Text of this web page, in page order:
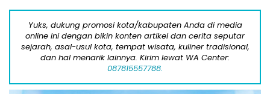
Yuks, dukung promosi kota/kabupaten Anda di media
online ini dengan bikin konten artikel dan cerita seputar
sejarah, asal-usul kota, tempat wisata, kuliner tradisional,
dan hal menarik lainnya. Kirim lewat WA Center:
087815557788.